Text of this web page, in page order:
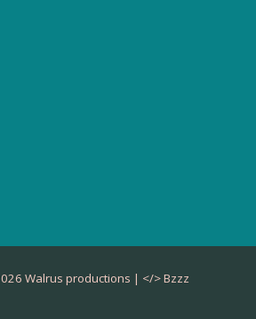
Walrus productions | </>Bzzz